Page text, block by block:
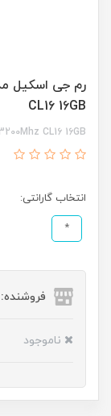
CL16 16GB
CL16 16GB
انتخاب گارانتی:
*
ناموجود